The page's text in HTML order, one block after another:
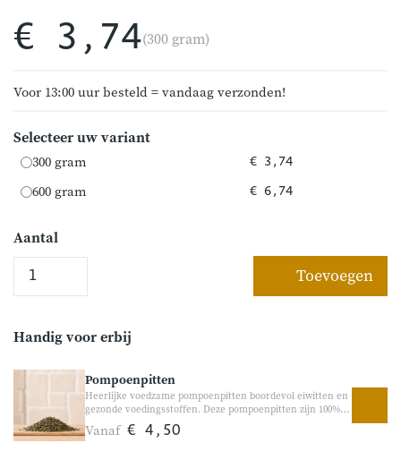
€ 3,74(300 gram)
Voor 13:00 uur besteld = vandaag verzonden!
Selecteer uw variant
300 gram € 3,74
600 gram € 6,74
Aantal
Toevoegen
Handig voor erbij
Pompoenpitten
Heerlijke voedzame pompoenpitten boordevol eiwitten en
gezonde voedingsstoffen. Deze pompoenpitten zijn 100%
natuurlijk en heerlijk als toevoeging aan yoghurt, salades,
brood of bakrecepten. Dankzij hun volle, nootachtige
Vanaf € 4,50